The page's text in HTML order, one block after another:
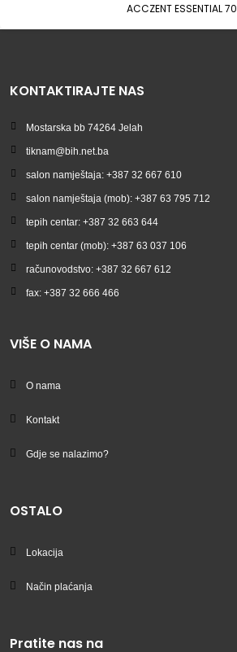
ACCZENT ESSENTIAL 70
KONTAKTIRAJTE NAS
Mostarska bb 74264 Jelah
tiknam@bih.net.ba
salon namještaja: +387 32 667 610
salon namještaja (mob): +387 63 795 712
tepih centar: +387 32 663 644
tepih centar (mob): +387 63 037 106
računovodstvo: +387 32 667 612
fax: +387 32 666 466
VIŠE O NAMA
O nama
Kontakt
Gdje se nalazimo?
OSTALO
Lokacija
Način plaćanja
Pratite nas na